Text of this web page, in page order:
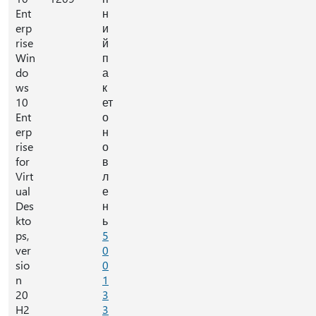
Ent
erp
rise
Win
do
ws
10
Ent
erp
rise
for
Virt
ual
Des
kto
ps,
ver
sio
n
20
H2
н
и
й
п
а
к
ет
о
н
о
в
л
е
н
ь
5
0
0
1
3
3